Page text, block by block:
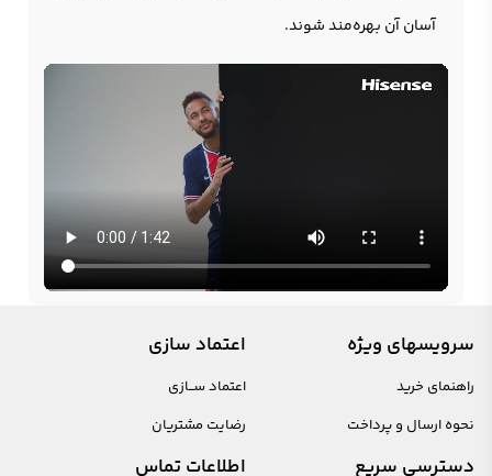
آسان آن بهره‌مند شوند.
سرویسهای ویژه
راهنمای خرید
نحوه ارسال و پرداخت
اعتماد سازی
اعتماد ســازی
رضایت مشتریان
دسترسی سریع اطلاعات تماس